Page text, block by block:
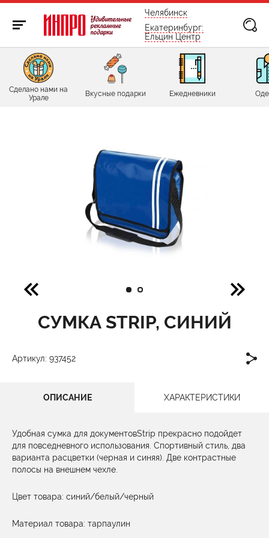
бесплатно по России
Челябинск
Екатеринбург:
Ельцин Центр
Сделано нами на
Урале
Вкусные подарки Ежедневники
СУМКА STRIP, СИНИЙ
Артикул: 937452
ОПИСАНИЕ ХАРАКТЕРИСТИКИ
Удобная сумка для документовStrip прекрасно подойдет
для повседневного использования. Спортивный стиль, два
варианта расцветки (черная и синяя). Две контрастные
полосы на внешнем чехле.
Цвет товара: синий/белый/черный
Материал товара: тарпаулин